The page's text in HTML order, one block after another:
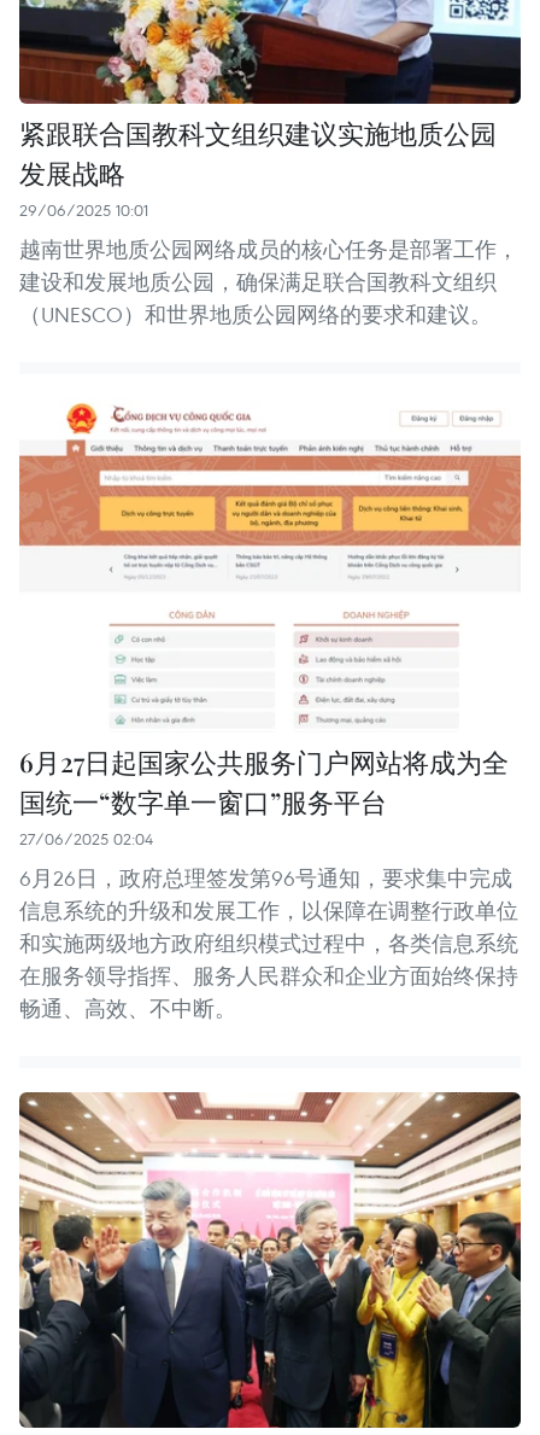
紧跟联合国教科文组织建议实施地质公园
发展战略
29/06/2025 10:01
越南世界地质公园网络成员的核心任务是部署工作，
建设和发展地质公园，确保满足联合国教科文组织
（UNESCO）和世界地质公园网络的要求和建议。
6月27日起国家公共服务门户网站将成为全
国统一“数字单一窗口”服务平台
27/06/2025 02:04
6月26日，政府总理签发第96号通知，要求集中完成
信息系统的升级和发展工作，以保障在调整行政单位
和实施两级地方政府组织模式过程中，各类信息系统
在服务领导指挥、服务人民群众和企业方面始终保持
畅通、高效、不中断。